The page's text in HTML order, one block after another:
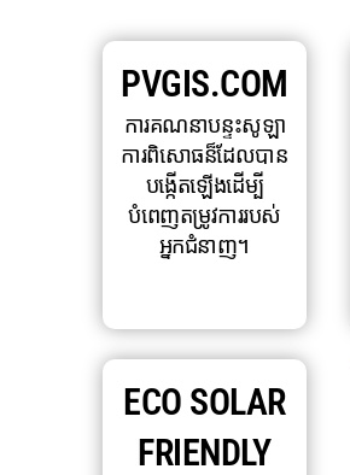
PVGIS.COM
ការគណនាបន្ទះសូឡា
ការពិសោធន៏ដែលបាន
បង្កើតឡើងដើម្បី
បំពេញតម្រូវការរបស់
អ្នកជំនាញ។
ECO SOLAR
FRIENDLY